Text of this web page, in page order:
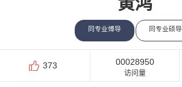
同专业博导 同专业硕导
373 00028950
访问量